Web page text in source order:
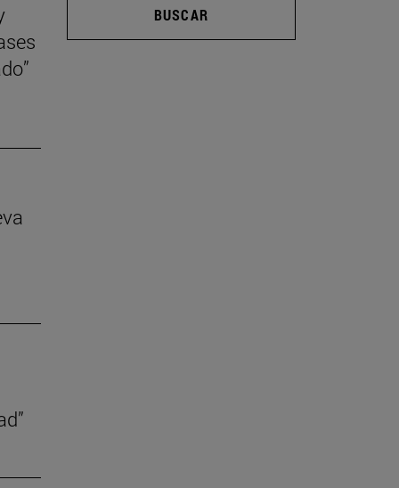
BUSCAR